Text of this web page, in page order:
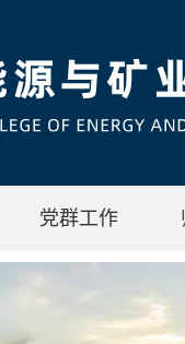
党群工作